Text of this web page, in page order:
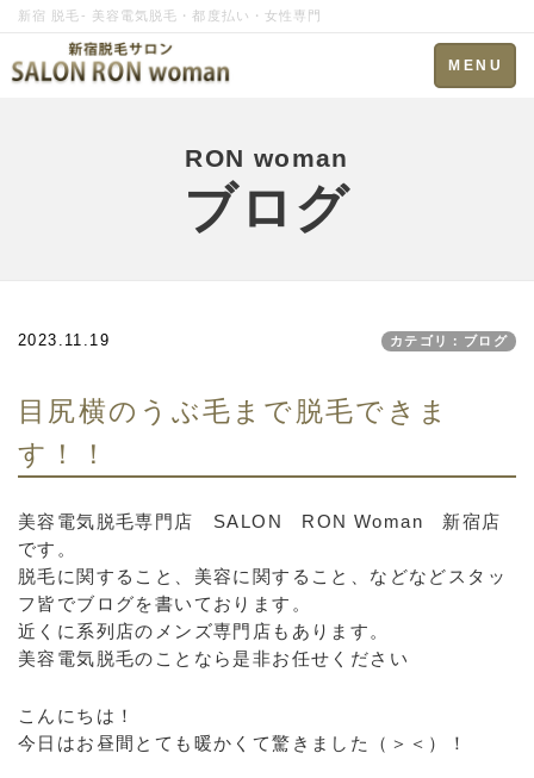
新宿 脱毛- 美容電気脱毛・都度払い・女性専門
Toggle
navigation
MENU
RON woman
ブログ
2023.11.19 カテゴリ：ブログ
目尻横のうぶ毛まで脱毛できま
す！！
美容電気脱毛専門店 SALON RON Woman 新宿店
です。
脱毛に関すること、美容に関すること、などなどスタッ
フ皆でブログを書いております。
近くに系列店のメンズ専門店もあります。
美容電気脱毛のことなら是非お任せください
こんにちは！
今日はお昼間とても暖かくて驚きました（＞＜）！